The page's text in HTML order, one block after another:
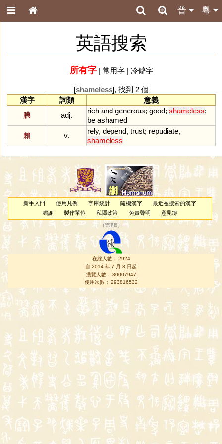
粵
普
英語搜索
所有字| 常用字| 冷僻字
[shameless], 找到 2 個
漢字
詞類
意義
腆
adj.
rich and generous; good; shameless;
be ashamed
賴
v.
rely, depend, trust; repudiate,
shameless
新手入門 使用凡例 字庫統計 隨機漢字
最近被搜索的漢字
鳴謝
製作單位 私隱政策 免責聲明 意見簿
（管理員 ）
在線人數： 2924
自 2014 年 7 月 8 日起
瀏覽人數： 80007947
使用次數： 293816532